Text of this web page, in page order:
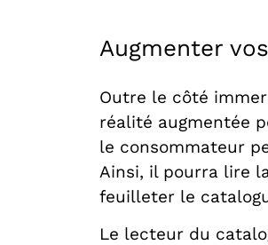
Augmenter
Outre le côté
réalité augmentée
le consommateur
Ainsi, il pourra lire
feuilleter le
Le lecteur du